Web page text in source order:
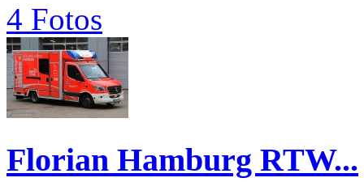
4 Fotos
Florian Hamburg RTW...